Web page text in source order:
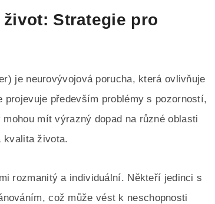
Strategie pro
je neurovývojová porucha, která ovlivňuje
především problémy s pozorností,
mít výrazný dopad na různé oblasti
kvalita života.
rozmanitý a individuální. Někteří jedinci s
což může vést k neschopnosti